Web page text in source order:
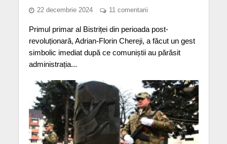
22 decembrie 2024 11 comentarii
Primul primar al Bistriței din perioada post-
revoluționară, Adrian-Florin Chereji, a făcut un gest
simbolic imediat după ce comuniștii au părăsit
administrația...